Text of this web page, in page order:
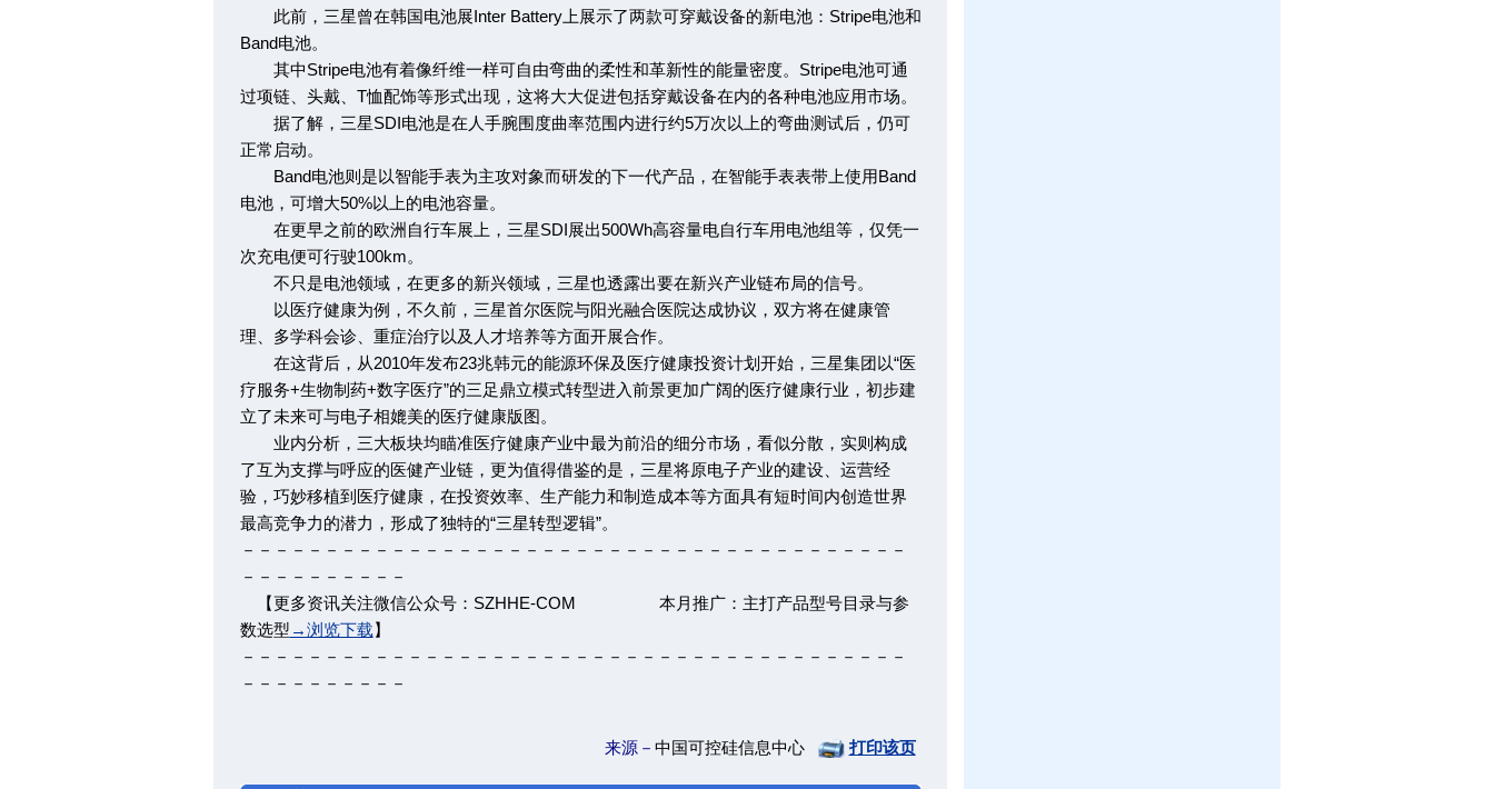
此前，三星曾在韩国电池展Inter Battery上展示了两款可穿戴设备的新电池：Stripe电池和
Band电池。
其中Stripe电池有着像纤维一样可自由弯曲的柔性和革新性的能量密度。Stripe电池可通
过项链、头戴、T恤配饰等形式出现，这将大大促进包括穿戴设备在内的各种电池应用市场。
据了解，三星SDI电池是在人手腕围度曲率范围内进行约5万次以上的弯曲测试后，仍可
正常启动。
Band电池则是以智能手表为主攻对象而研发的下一代产品，在智能手表表带上使用Band
电池，可增大50%以上的电池容量。
在更早之前的欧洲自行车展上，三星SDI展出500Wh高容量电自行车用电池组等，仅凭一
次充电便可行驶100km。
不只是电池领域，在更多的新兴领域，三星也透露出要在新兴产业链布局的信号。
以医疗健康为例，不久前，三星首尔医院与阳光融合医院达成协议，双方将在健康管
理、多学科会诊、重症治疗以及人才培养等方面开展合作。
在这背后，从2010年发布23兆韩元的能源环保及医疗健康投资计划开始，三星集团以“医
疗服务+生物制药+数字医疗”的三足鼎立模式转型进入前景更加广阔的医疗健康行业，初步建
立了未来可与电子相媲美的医疗健康版图。
业内分析，三大板块均瞄准医疗健康产业中最为前沿的细分市场，看似分散，实则构成
了互为支撑与呼应的医健产业链，更为值得借鉴的是，三星将原电子产业的建设、运营经
验，巧妙移植到医疗健康，在投资效率、生产能力和制造成本等方面具有短时间内创造世界
最高竞争力的潜力，形成了独特的“三星转型逻辑”。
－－－－－－－－－－－－－－－－－－－－－－－－－－－－－－－－－－－－－－－－
－－－－－－－－－－
【更多资讯关注微信公众号：SZHHE-COM 本月推广：主打产品型号目录与参
数选型 →浏览下载】
－－－－－－－－－－－－－－－－－－－－－－－－－－－－－－－－－－－－－－－－
－－－－－－－－－－
来源－ 中国可控硅信息中心 打印该页